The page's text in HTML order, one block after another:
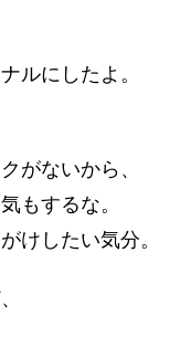
ルにしたよ。
がないから、
もするな。
けしたい気分。